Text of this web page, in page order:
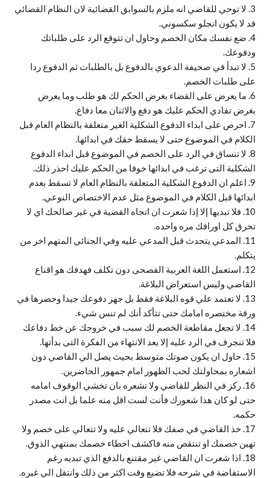
3. لا توحي للقاضي انه ملزم بالسوابق القضائية لان النظام القضائي
قد لا يكون انجلو سكسوني.
4. ضع نفسك مكان الخصم وحاول ان تتوقع الرد على طلباتك
ودفوعك.
5. لا تبدأ في صحيفة الدعوي بالدفوع بل بالطلبات ثم الدفوع ردا
على طلبات الخصم.
6. ما يعرض على القضاء بغرض الحكم لك هو طلب وما يعرض
بغرض تفادي الحكم عليك هو دفع والاثنان معا دفاع.
7. احرص على ابداء الدفوع الشكلية الغير متعلقة بالنظام العام قبل
الكلام في الموضوع حتى لا يسقط حقك في ابدائها.
8. لا تنساق في الرد على الخصم في الموضوع قبل ابداء الدفوع
الشكلية التى ترغب في ابدائها خوفا من الحكم عليك احذر ذلك.
9. اعلم ان الدفوع الشكلية المتعلقة بالنظام العام لا تسقط بعدم
ابدائها قبل الكلام في الموضوع مثل عدم الاختصاص النوعي.
10. فلا تبديها إلا إذا شعرت ان اتجاه القضية في غير صالحك اي لا
تحرق كل اوراقك مره واحده.
11. المدعي يتحدث قبل المدعي عليه وفي الجنائي المتهم اخر من
يتكلم.
12. استعمل اللغة العربية الفصحى دون تكلف فهدفك هو اقناع
القاضي وليس استعراض البلاغة.
13. لا تعتمد علي قوه البلاغة فقط بل جهز دفوعك جيدا وحضرها في
ورقة مختصره امامك حتى تتأكد أنك لم تنس شيء.
14. لا تجعل مقاطعة الخصم لك سبب في خروجك عن خط دفاعك
فلا تنجرف في الرد عليه إلا بعد الانتهاء من الفكرة التى بدأتها.
15. حاول ان يكون صوتك متوسط بحيث يصل الي القاضي دون
اشعاره بمحاولتك لحب الظهور امام جمهور الحاضرين.
16. ركز في النظر للقاضي ولا تشعره بان تخشي الوقوف امامه
حتى لو كان هذا شعورك فأنت لست اقل منه علما بل انت مصدر
حكمه.
17. خذ القاضي في صفك فلا تتعالي عليه ولا تتعالي على خصم ولا
تهين خصمك او تنتقص منه فاكشف اخطاء خصمك بمنتهي الذوق.
18. اذا شعرت ان القاضي غير مقتنع بالدفع الذي تبديه رغم
الاستفاضة في شرحه فلا تضيع وقت اكثر من ذلك وانتقل الي غيره.